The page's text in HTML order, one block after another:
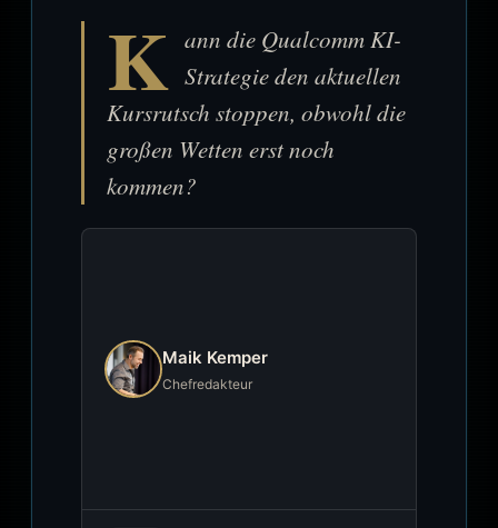
K ann die Qualcomm KI-
Strategie den aktuellen
Kursrutsch stoppen, obwohl die
großen Wetten erst noch
kommen?
Maik Kemper
Chefredakteur